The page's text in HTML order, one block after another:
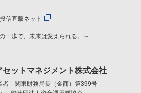
投信直販ネット
一歩で、未来は変えられる。～
ットマネジメント株式会社
者 関東財務局長（金商）第399号